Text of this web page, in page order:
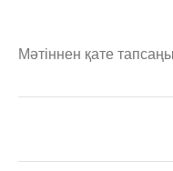
Мәтіннен қате